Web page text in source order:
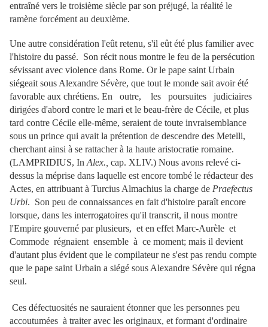
entraîné vers le troisième siècle par son préjugé, la réalité le
ramène forcément au deuxième.
Une autre considération l'eût retenu, s'il eût été plus familier avec
l'histoire du passé. Son récit nous montre le feu de la persécution
sévissant avec violence dans Rome. Or le pape saint Urbain
siégeait sous Alexandre Sévère, que tout le monde sait avoir été
favorable aux chrétiens. En outre, les poursuites judiciaires
dirigées d'abord contre le mari et le beau-frère de Cécile, et plus
tard contre Cécile elle-même, seraient de toute invraisemblance
sous un prince qui avait la prétention de descendre des Metelli,
cherchant ainsi à se rattacher à la haute aristocratie romaine.
(LAMPRIDIUS, In Alex., cap. XLIV.) Nous avons relevé ci-
dessus la méprise dans laquelle est encore tombé le rédacteur des
Actes, en attribuant à Turcius Almachius la charge de Praefectus
Urbi. Son peu de connaissances en fait d'histoire paraît encore
lorsque, dans les interrogatoires qu'il transcrit, il nous montre
l'Empire gouverné par plusieurs, et en effet Marc-Aurèle et
Commode régnaient ensemble à ce moment; mais il devient
d'autant plus évident que le compilateur ne s'est pas rendu compte
que le pape saint Urbain a siégé sous Alexandre Sévère qui régna
seul.
Ces défectuosités ne sauraient étonner que les personnes peu
accoutumées à traiter avec les originaux, et formant d'ordinaire